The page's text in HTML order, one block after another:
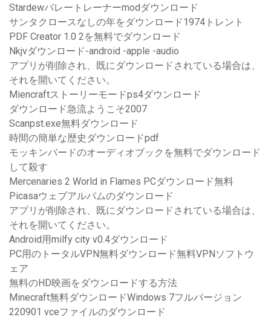
Stardewバレートレーナーmodダウンロード
サンタクロースなしの年をダウンロード1974トレント
PDF Creator 1.0 2を無料でダウンロード
Nkjvダウンロード-android -apple -audio
アプリが削除され、既にダウンロードされている場合は、
それを開いてください。
Miencraftストーリーモードps4ダウンロード
ダウンロード急流ようこそ2007
Scanpst.exe無料ダウンロード
時間の簡単な歴史ダウンロードpdf
モッキンバードのオーディオブックを無料でダウンロード
して殺す
Mercenaries 2 World in Flames PCダウンロード無料
Picasaウェブアルバムのダウンロード
アプリが削除され、既にダウンロードされている場合は、
それを開いてください。
Android用milfy city v0.4ダウンロード
PC用のトータルVPN無料ダウンロード無料VPNソフトウ
ェア
無料のHD映画をダウンロードする方法
Minecraft無料ダウンロードWindows 7フルバージョン
220901 vceファイルのダウンロード